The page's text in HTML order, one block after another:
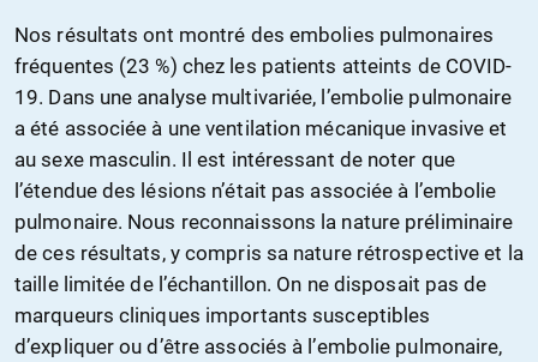
Nos résultats ont montré des embolies pulmonaires
fréquentes (23 %) chez les patients atteints de COVID-
19. Dans une analyse multivariée, l’embolie pulmonaire
a été associée à une ventilation mécanique invasive et
au sexe masculin. Il est intéressant de noter que
l’étendue des lésions n’était pas associée à l’embolie
pulmonaire. Nous reconnaissons la nature préliminaire
de ces résultats, y compris sa nature rétrospective et la
taille limitée de l’échantillon. On ne disposait pas de
marqueurs cliniques importants susceptibles
d’expliquer ou d’être associés à l’embolie pulmonaire,